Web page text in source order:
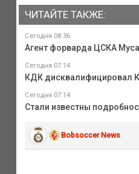
ЧИТАЙТЕ ТАКЖЕ:
Сегодня 08:36
Агент форварда ЦСКА
Сегодня 07:14
КДК дисквалифицировал
Сегодня 07:14
Стали известны
Bobsoccer News